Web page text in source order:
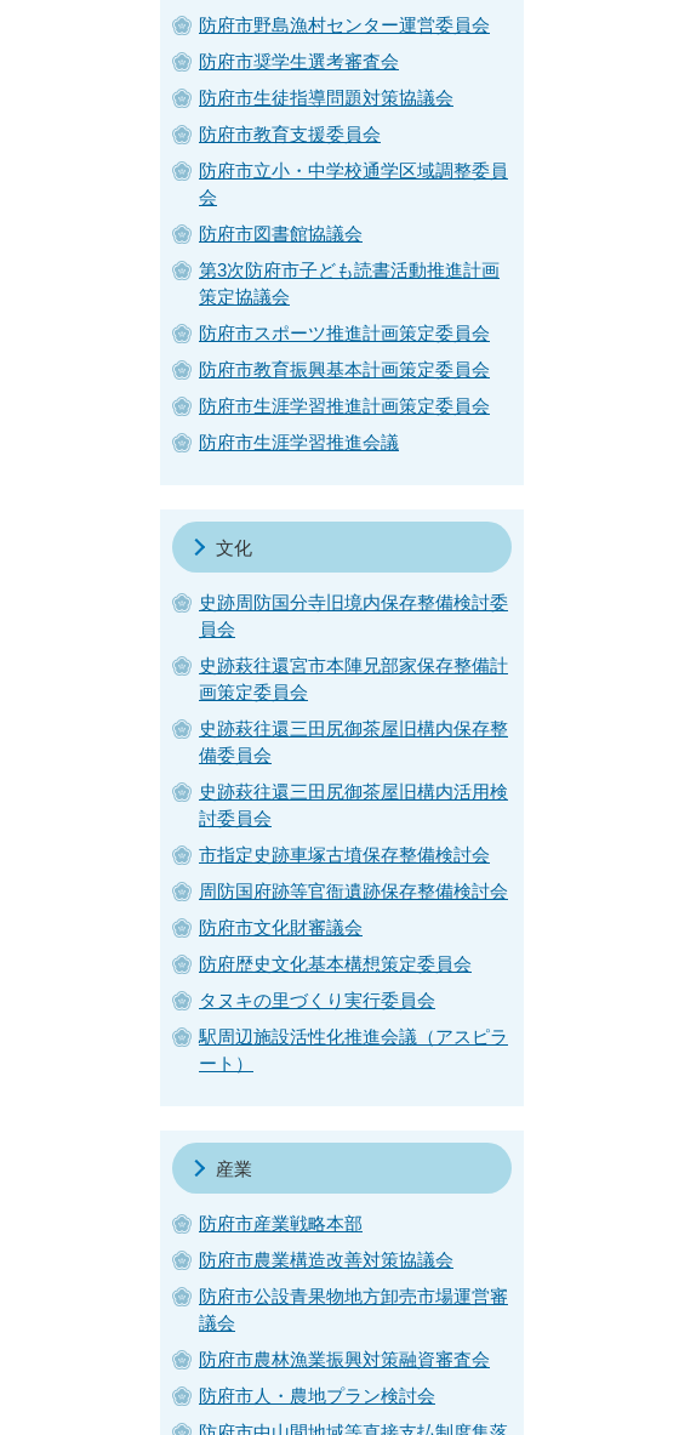
防府市野島漁村センター運営委員会
防府市奨学生選考審査会
防府市生徒指導問題対策協議会
防府市教育支援委員会
防府市立小・中学校通学区域調整委員
会
防府市図書館協議会
第3次防府市子ども読書活動推進計画
策定協議会
防府市スポーツ推進計画策定委員会
防府市教育振興基本計画策定委員会
防府市生涯学習推進計画策定委員会
防府市生涯学習推進会議
文化
史跡周防国分寺旧境内保存整備検討委
員会
史跡萩往還宮市本陣兄部家保存整備計
画策定委員会
史跡萩往還三田尻御茶屋旧構内保存整
備委員会
史跡萩往還三田尻御茶屋旧構内活用検
討委員会
市指定史跡車塚古墳保存整備検討会
周防国府跡等官衙遺跡保存整備検討会
防府市文化財審議会
防府歴史文化基本構想策定委員会
タヌキの里づくり実行委員会
駅周辺施設活性化推進会議（アスピラ
ート）
産業
防府市産業戦略本部
防府市農業構造改善対策協議会
防府市公設青果物地方卸売市場運営審
議会
防府市農林漁業振興対策融資審査会
防府市人・農地プラン検討会